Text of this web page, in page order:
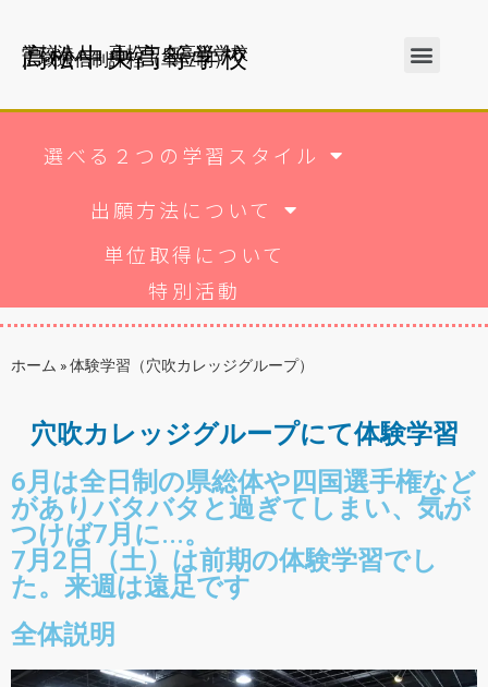
学校法人 高松中央高等学校
高松中央高等学校
広域通信制課程（単位制）
選べる２つの学習スタイル
出願方法について
単位取得について
特別活動
ホーム »体験学習（穴吹カレッジグループ）
穴吹カレッジグループにて体験学習
6月は全日制の県総体や四国選手権など
がありバタバタと過ぎてしまい、気が
つけば7月に...。
7月2日（土）は前期の体験学習でし
た。来週は遠足です
全体説明